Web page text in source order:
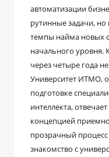
автоматизации
рутинные задачи,
темпы найма новых
начального уровня.
через четыре года
Университет ИТМО,
подготовке
интеллекта,
концепцией
прозрачный
знакомство с